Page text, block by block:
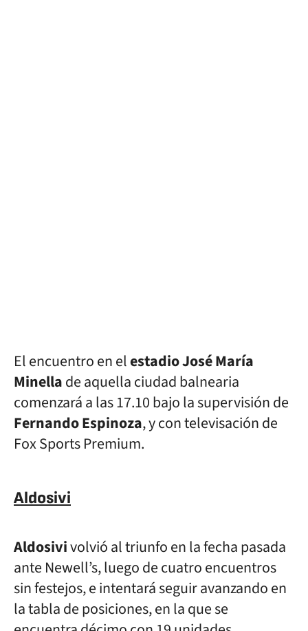
El encuentro en elestadio José María
Minellade aquella ciudad balnearia
comenzará a las 17.10 bajo la supervisión de
Fernando Espinoza, y con televisación de
Fox Sports Premium.
Aldosivi
Aldosivivolvió al triunfo en la fecha pasada
ante Newell’s, luego de cuatro encuentros
sin festejos, e intentará seguir avanzando en
la tabla de posiciones, en la que se